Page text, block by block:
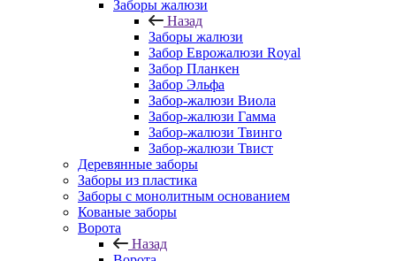
Заборы жалюзи
Назад
Заборы жалюзи
Забор Еврожалюзи Royal
Забор Планкен
Забор Эльфа
Забор-жалюзи Виола
Забор-жалюзи Гамма
Забор-жалюзи Твинго
Забор-жалюзи Твист
Деревянные заборы
Заборы из пластика
Заборы с монолитным основанием
Кованые заборы
Ворота
Назад